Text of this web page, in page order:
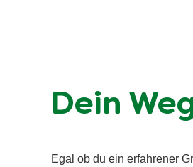
Dein
Egal ob du ein erfahrener